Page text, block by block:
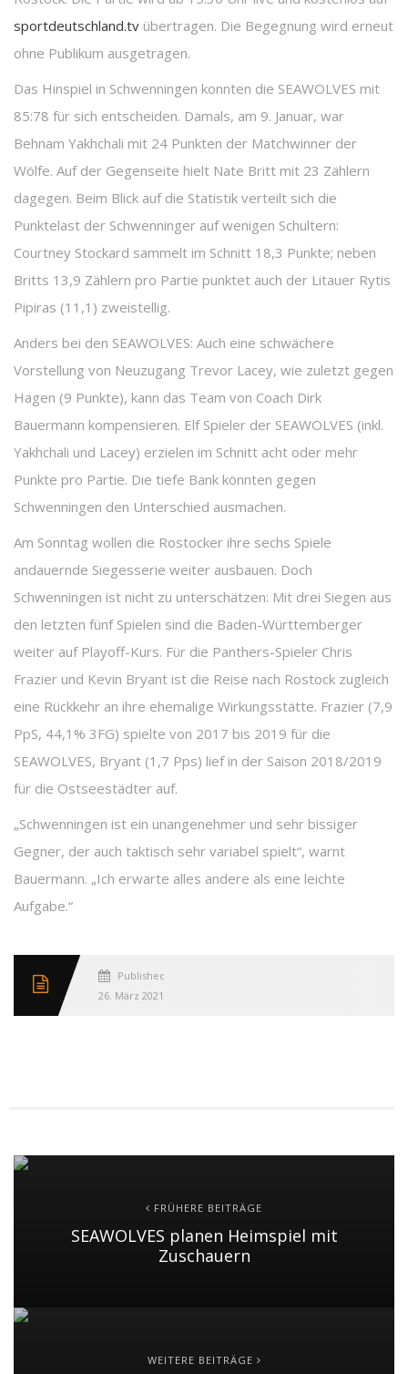
sportdeutschland.tv übertragen. Die Begegnung wird erneut
ohne Publikum ausgetragen.
Das Hinspiel in Schwenningen konnten die SEAWOLVES mit
85:78 für sich entscheiden. Damals, am 9. Januar, war
Behnam Yakhchali mit 24 Punkten der Matchwinner der
Wölfe. Auf der Gegenseite hielt Nate Britt mit 23 Zählern
dagegen. Beim Blick auf die Statistik verteilt sich die
Punktelast der Schwenninger auf wenigen Schultern:
Courtney Stockard sammelt im Schnitt 18,3 Punkte; neben
Britts 13,9 Zählern pro Partie punktet auch der Litauer Rytis
Pipiras (11,1) zweistellig.
Anders bei den SEAWOLVES: Auch eine schwächere
Vorstellung von Neuzugang Trevor Lacey, wie zuletzt gegen
Hagen (9 Punkte), kann das Team von Coach Dirk
Bauermann kompensieren. Elf Spieler der SEAWOLVES (inkl.
Yakhchali und Lacey) erzielen im Schnitt acht oder mehr
Punkte pro Partie. Die tiefe Bank könnten gegen
Schwenningen den Unterschied ausmachen.
Am Sonntag wollen die Rostocker ihre sechs Spiele
andauernde Siegesserie weiter ausbauen. Doch
Schwenningen ist nicht zu unterschätzen: Mit drei Siegen aus
den letzten fünf Spielen sind die Baden-Württemberger
weiter auf Playoff-Kurs. Für die Panthers-Spieler Chris
Frazier und Kevin Bryant ist die Reise nach Rostock zugleich
eine Rückkehr an ihre ehemalige Wirkungsstätte. Frazier (7,9
PpS, 44,1% 3FG) spielte von 2017 bis 2019 für die
SEAWOLVES, Bryant (1,7 Pps) lief in der Saison 2018/2019
für die Ostseestädter auf.
„Schwenningen ist ein unangenehmer und sehr bissiger
Gegner, der auch taktisch sehr variabel spielt“, warnt
Bauermann. „Ich erwarte alles andere als eine leichte
Aufgabe.“
Published
26. März 2021
FRÜHERE BEITRÄGE
SEAWOLVES planen Heimspiel mit
Zuschauern
WEITERE BEITRÄGE